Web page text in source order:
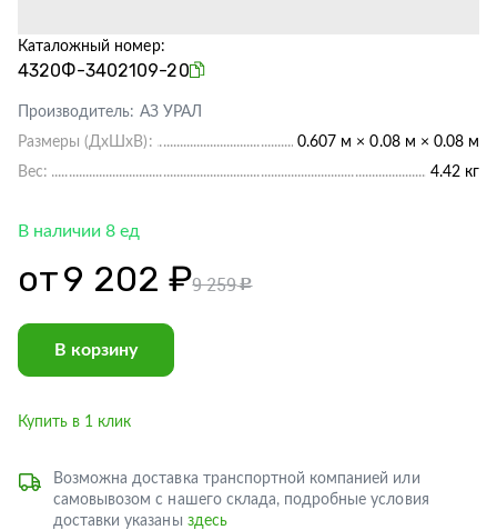
Каталожный номер:
4320Ф-3402109-20
Производитель: АЗ УРАЛ
Размеры (ДхШхВ):
0.607 м × 0.08 м × 0.08 м
Вес:
4.42 кг
В наличии 8 ед
от9 202 ₽9 259c
В корзину
Купить в 1 клик
Возможна доставка транспортной компанией или
самовывозом с нашего склада, подробные условия
доставки указаны здесь